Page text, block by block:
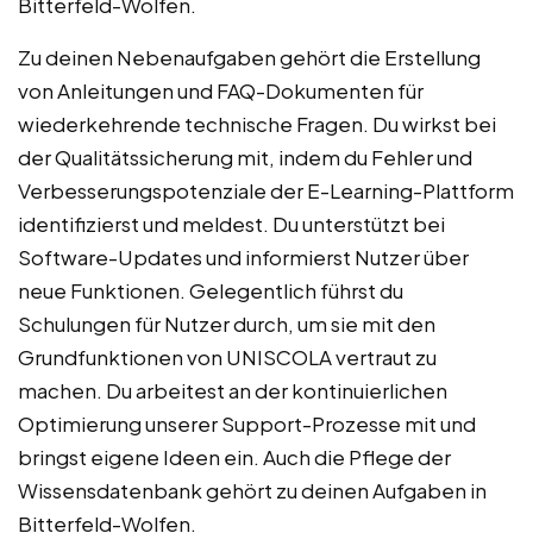
Zu deinen Nebenaufgaben gehört die Erstellung
von Anleitungen und FAQ-Dokumenten für
wiederkehrende technische Fragen. Du wirkst bei
der Qualitätssicherung mit, indem du Fehler und
Verbesserungspotenziale der E-Learning-Plattform
identifizierst und meldest. Du unterstützt bei
Software-Updates und informierst Nutzer über
neue Funktionen. Gelegentlich führst du
Schulungen für Nutzer durch, um sie mit den
Grundfunktionen von UNISCOLA vertraut zu
machen. Du arbeitest an der kontinuierlichen
Optimierung unserer Support-Prozesse mit und
bringst eigene Ideen ein. Auch die Pflege der
Wissensdatenbank gehört zu deinen Aufgaben in
Bitterfeld-Wolfen.